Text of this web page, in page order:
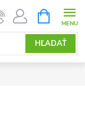
HĽADAŤ
KOŠÍK